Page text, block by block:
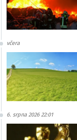
včera
6. srpna 2026 22:01